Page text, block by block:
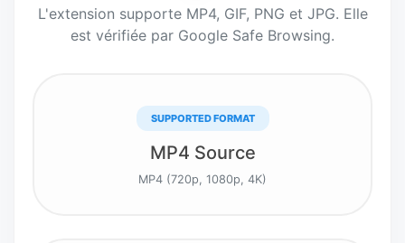
L'extension supporte MP4, GIF, PNG et JPG. Elle
est vérifiée par Google Safe Browsing.
SUPPORTED FORMAT
MP4 Source
MP4 (720p, 1080p, 4K)